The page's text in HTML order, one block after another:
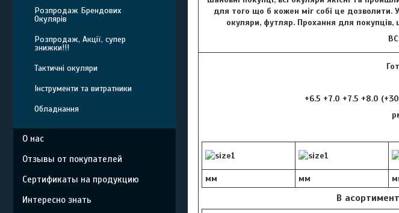
для того що б кожен міг собі це дозволити.
окуляри, футляр. Прохання для
+6.5 +7.0 +7.5 +8.0
мм мм
В
Розпродаж Брендових
Окулярів
Розпродаж, Акції, супер
знижки!!!
Тактичні окуляри
Інструменти та витратники
Обладнання
О нас
Отзывы от покупателей
Сертификаты на продукцию
Интересно знать